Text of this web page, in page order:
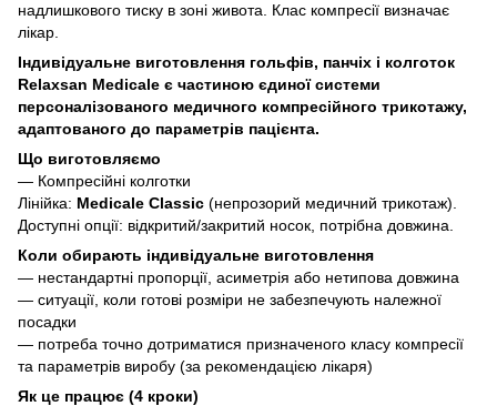
надлишкового тиску в зоні живота. Клас компресії визначає
лікар.
Індивідуальне виготовлення гольфів, панчіх і колготок
Relaxsan Medicale є частиною єдиної системи
персоналізованого медичного компресійного трикотажу,
адаптованого до параметрів пацієнта.
Що виготовляємо
— Компресійні колготки
Лінійка: Medicale Classic (непрозорий медичний трикотаж).
Доступні опції: відкритий/закритий носок, потрібна довжина.
Коли обирають індивідуальне виготовлення
— нестандартні пропорції, асиметрія або нетипова довжина
— ситуації, коли готові розміри не забезпечують належної
посадки
— потреба точно дотриматися призначеного класу компресії
та параметрів виробу (за рекомендацією лікаря)
Як це працює (4 кроки)